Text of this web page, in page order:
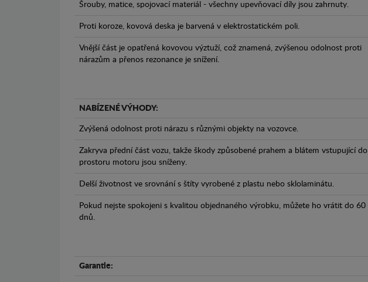
Šrouby, matice, spojovací materiál - všechny upevňovací díly jsou zahrnuty.
Proti koroze, kovová deska je barvená v elektrostatickém poli.
Vnější část je opatřená kovovou výztuží, což znamená, zvýšenou odolnost proti
nárazům a přenos rezonance je snížení.
NABÍZENÉ VÝHODY:
Zvýšená odolnost proti nárazu s různými objekty na vozovce.
Zakryva přední část vozu, takže škody způsobené prahem a blátem vstupující do
prostoru motoru jsou sníženy.
Delší životnost ve srovnání s štíty vyrobené z plastu nebo sklolaminátu.
Pokud nejste spokojeni s kvalitou objednaného výrobku, můžete ho vrátit do 60
dnů.
Garantie: